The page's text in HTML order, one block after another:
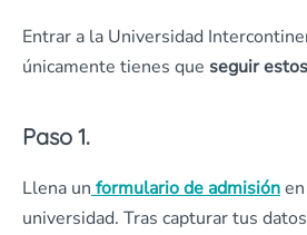
Entrar a la Universidad
únicamente tienes que seguir
Paso 1.
Llena un formulario de admisión
universidad. Tras capturar tus